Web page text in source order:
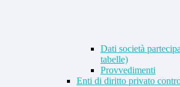
Dati società
tabelle)
Provvedimenti
Enti di diritto privato